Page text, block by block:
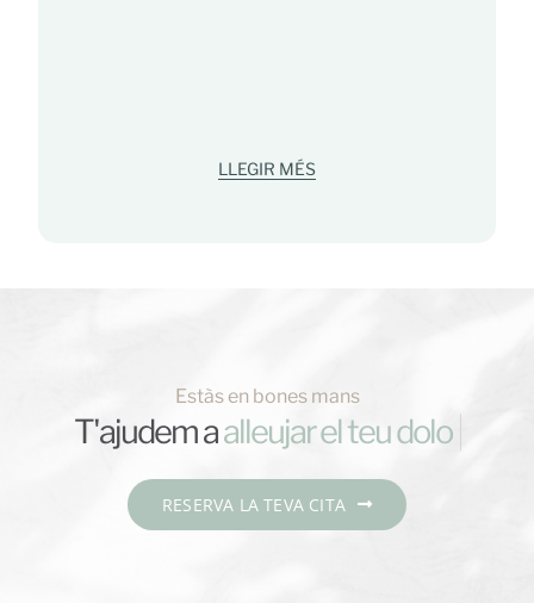
LLEGIR MÉS
Estàs en bones mans
T'ajudem a
RESERVA LA TEVA CITA